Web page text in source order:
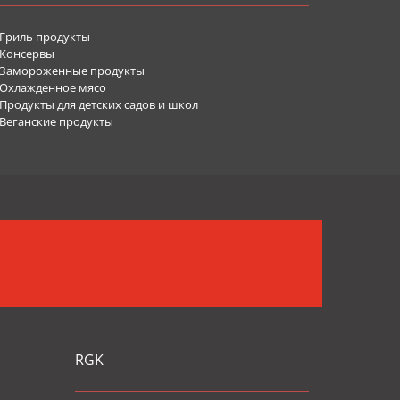
продукты
продукты
мясо
для детских садов и школ
продукты
RGK